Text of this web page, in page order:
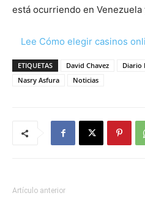
está ocurriendo en Venezuela
Lee Cómo elegir casinos
ETIQUETAS David Chavez Diario
Nasry Asfura
Noticias
Artículo anterior